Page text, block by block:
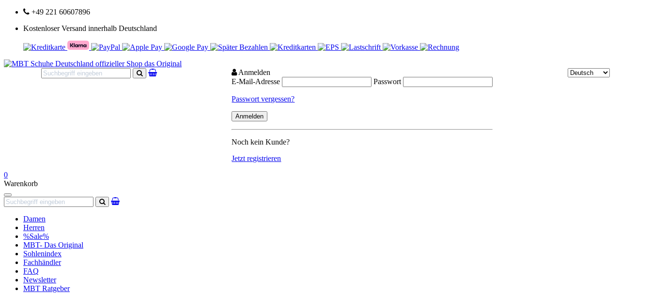
+49 221 60607896
Kostenloser Versand innerhalb Deutschland
Suchen
Anmelden
E-Mail-Adresse
Passwort
Passwort vergessen?
Noch kein Kunde?
Jetzt registrieren
0
Warenkorb
Navigation
Suchen
Damen
Herren
%Sale%
MBT- Das Original
Sohlenindex
Fachhändler
FAQ
Newsletter
MBT Ratgeber